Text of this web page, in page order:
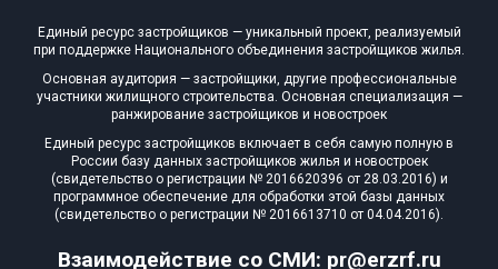
Взаимодействие со СМИ: pr@erzrf.ru
Единый ресурс застройщиков — уникальный проект, реализуемый
при поддержке Национального объединения застройщиков жилья.
Основная аудитория — застройщики, другие профессиональные
участники жилищного строительства. Основная специализация —
ранжирование застройщиков и новостроек
Единый ресурс застройщиков включает в себя самую полную в
России базу данных застройщиков жилья и новостроек
(свидетельство о регистрации № 2016620396 от 28.03.2016) и
программное обеспечение для обработки этой базы данных
(свидетельство о регистрации № 2016613710 от 04.04.2016).